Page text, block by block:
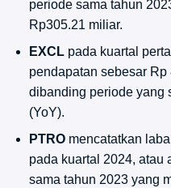
periode sama tahun
Rp305.21 miliar.
EXCL pada kuartal
pendapatan sebesar
dibanding periode yang
(YoY).
PTRO mencatatkan
pada kuartal 2024, atau
sama tahun 2023 yang